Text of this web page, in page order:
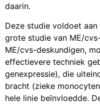
daarin.
Deze studie voldoet
grote studie van ME/
ME/cvs-deskundigen,
effectievere techniek
genexpressie), die
bracht (zieke
hele linie beïnvloedde.